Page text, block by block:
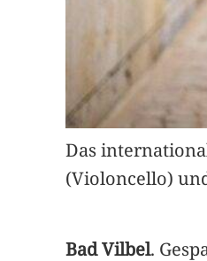
Das
(Violoncello)
Bad Vilbel.